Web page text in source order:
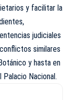
y facilitar la
judiciales
similares
y hasta en
Nacional.